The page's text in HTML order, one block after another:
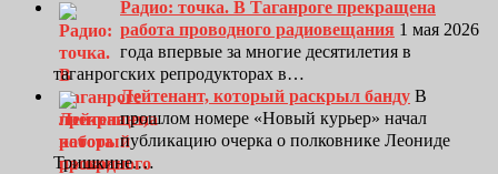
Радио: точка. В Таганроге прекращена
работа проводного радиовещания 1 мая 2026
года впервые за многие десятилетия в
таганрогских репродукторах в…
Лейтенант, который раскрыл банду В
прошлом номере «Новый курьер» начал
публикацию очерка о полковнике Леониде
Тришкине.…